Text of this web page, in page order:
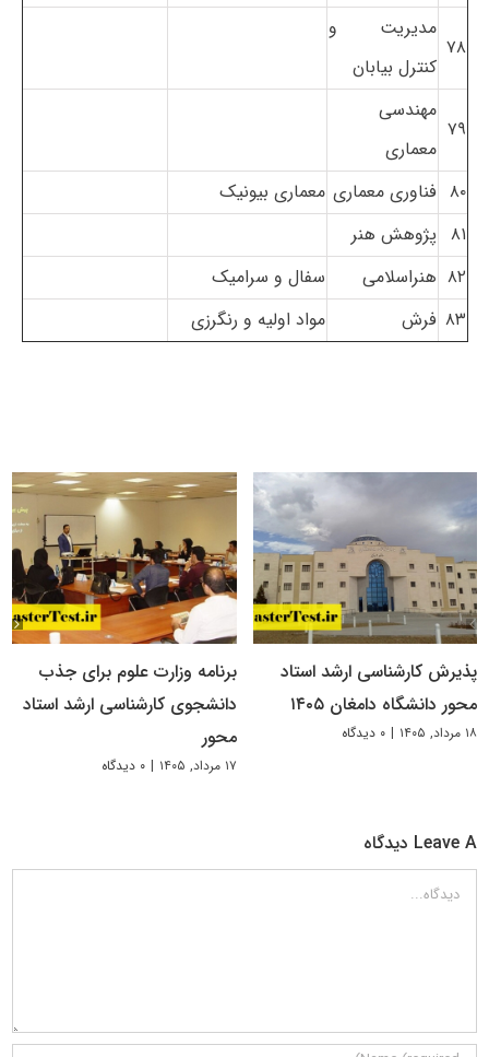
۷۸
مدیریت و
کنترل بیابان
۷۹
مهندسی
معماری
۸۰ فناوری معماری معماری بیونیک
۸۱ پژوهش هنر
۸۲ هنراسلامی
سفال و سرامیک
۸۳ فرش مواد اولیه و رنگرزی
پذیرش کارشناسی ارشد استاد
محور دانشگاه دامغان ۱۴۰۵
۱۸ مرداد, ۱۴۰۵ | ۰ دیدگاه
برنامه وزارت علوم برای جذب
دانشجوی کارشناسی ارشد استاد
محور
۱۷ مرداد, ۱۴۰۵ | ۰ دیدگاه
Leave A دیدگاه
دیدگاه